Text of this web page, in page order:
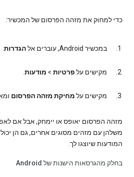
כדי למחוק את מזהה הפרסום של המכשיר:
במכשיר Android, עוברים אל הגדרות.
מקישים עלפרטיות > מודעות.
מקישים על מחיקת מזהה הפרסום
מזהה הפרסום יאופס או יימחק, אבל אם
משלהן עם מזהים מסוגים אחרים, גם הן
המודעות שיוצגו לך.
בחלק מהגרסאות הישנות של Android